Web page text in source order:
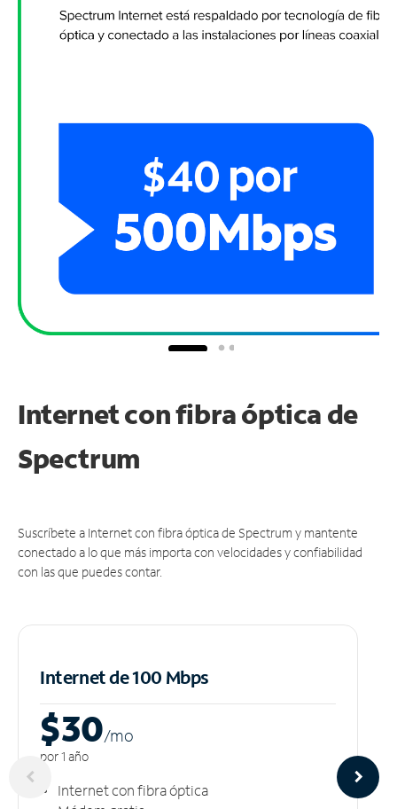
Internet con fibra óptica de
Spectrum
Suscríbete a Internet con fibra óptica de Spectrum y mantente
conectado a lo que más importa con velocidades y confiabilidad
con las que puedes contar.
Internet de 100 Mbps
$30/mo
por 1 año
Internet con fibra óptica